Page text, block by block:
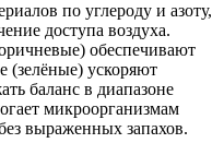
по углероду и азоту,
доступа воздуха.
обеспечивают
(зелёные) ускоряют
баланс в диапазоне
микроорганизмам
выраженных запахов.